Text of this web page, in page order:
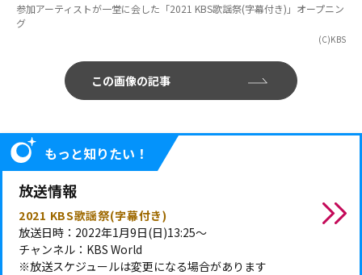
参加アーティストが一堂に会した「2021 KBS歌謡祭(字幕付き)」オープニン
グ
(C)KBS
この画像の記事
もっと知りたい！
放送情報
2021 KBS歌謡祭(字幕付き)
放送日時：2022年1月9日(日)13:25～
チャンネル：KBS World
※放送スケジュールは変更になる場合があります